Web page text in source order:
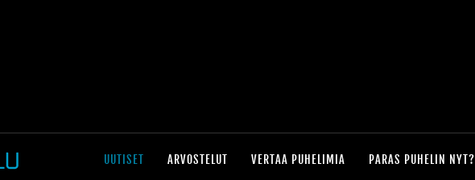
UUTISET ARVOSTELUT VERTAA PUHELIMIA PARAS PUHELIN NYT?